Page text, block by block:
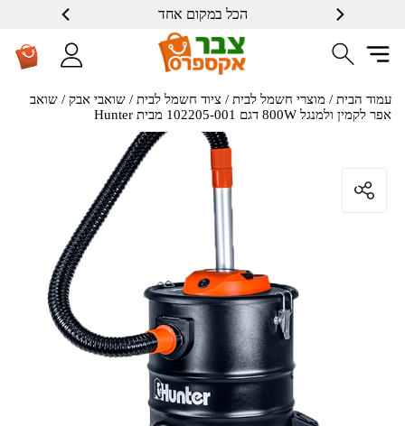
הכל במקום אחד
שרות ברמה גבוה
עמוד הבית / מוצרי חשמל לבית / ציוד חשמל לבית / שואבי אבק / שואב
אפר לקמין ולמנגל 800W דגם 102205-001 מבית Hunter